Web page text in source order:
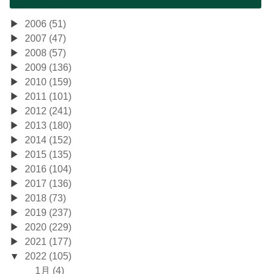
2006 (51)
2007 (47)
2008 (57)
2009 (136)
2010 (159)
2011 (101)
2012 (241)
2013 (180)
2014 (152)
2015 (135)
2016 (104)
2017 (136)
2018 (73)
2019 (237)
2020 (229)
2021 (177)
2022 (105)
1月 (4)